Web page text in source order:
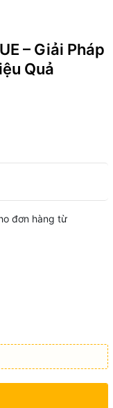
– Giải Pháp
Quả
đơn hàng từ